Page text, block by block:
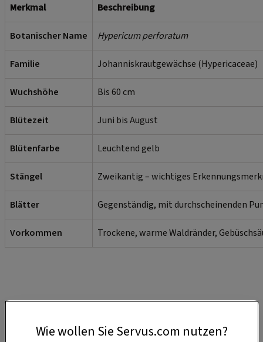
Merkmal Beschreibung
Botanischer Name Hypericum perforatum
Familie Johanniskrautgewächse (Hypericaceae)
Wuchshöhe Bis 60 cm
Blütezeit Juni bis August
Blütenfarbe Leuchtend gelb
Stängel Zweikantig – wichtiges
Blätter Gegenständig, mit durchscheinenden
Vorkommen Trockene, warme Waldränder,
Wie wollen Sie Servus.com nutzen?